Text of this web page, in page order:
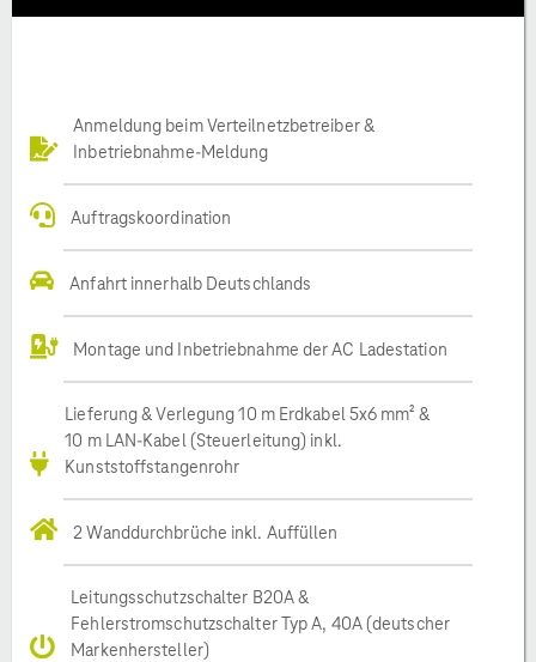
Anmeldung beim Verteilnetzbetreiber &
Inbetriebnahme-Meldung
Auftragskoordination
Anfahrt innerhalb Deutschlands
Montage und Inbetriebnahme der AC Ladestation
Lieferung & Verlegung 10 m Erdkabel 5x6 mm² &
10 m LAN-Kabel (Steuerleitung) inkl.
Kunststoffstangenrohr
2 Wanddurchbrüche inkl. Auffüllen
Leitungsschutzschalter B20A &
Fehlerstromschutzschalter Typ A, 40A (deutscher
Markenhersteller)